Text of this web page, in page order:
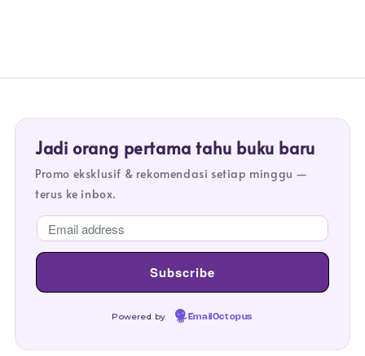
Jadi orang pertama tahu buku baru
Promo eksklusif & rekomendasi setiap minggu —
terus ke inbox.
Powered by EmailOctopus